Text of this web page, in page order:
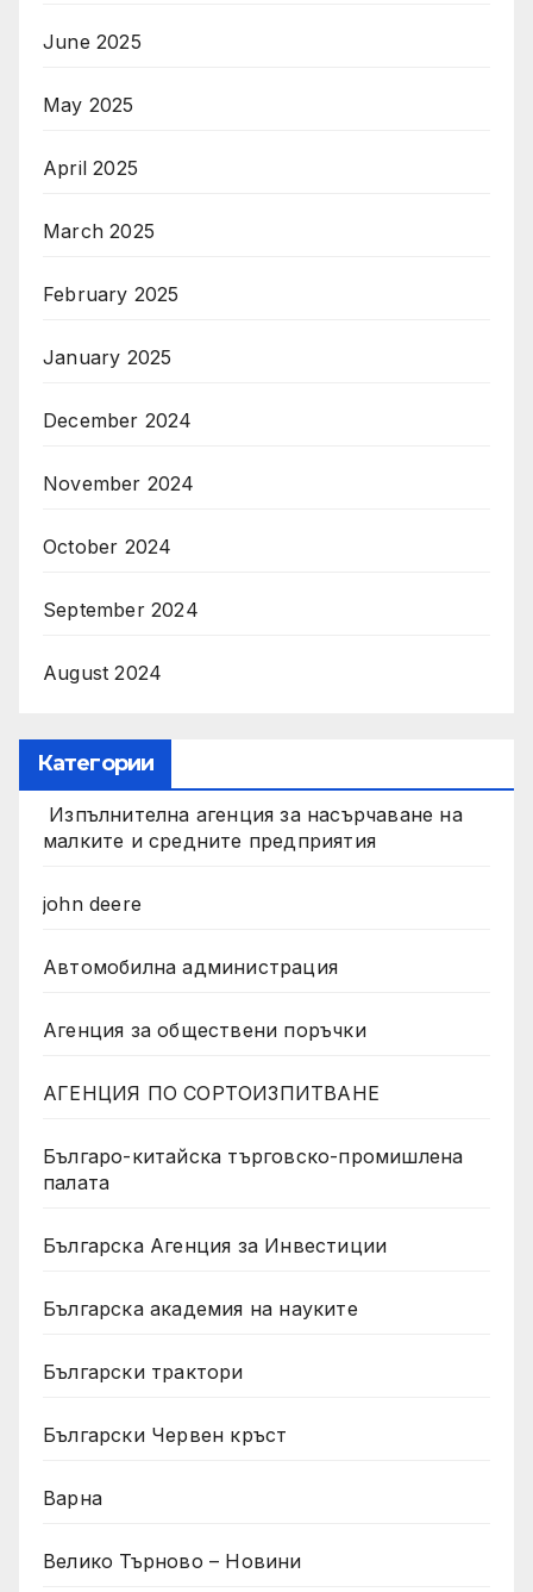
June 2025
May 2025
April 2025
March 2025
February 2025
January 2025
December 2024
November 2024
October 2024
September 2024
August 2024
Категории
Изпълнителна агенция за насърчаване на
малките и средните предприятия
john deere
Автомобилна администрация
Агенция за обществени поръчки
АГЕНЦИЯ ПО СОРТОИЗПИТВАНЕ
Българо-китайска търговско-промишлена
палата
Българска Агенция за Инвестиции
Българска академия на науките
Български трактори
Български Червен кръст
Варна
Велико Търново – Новини